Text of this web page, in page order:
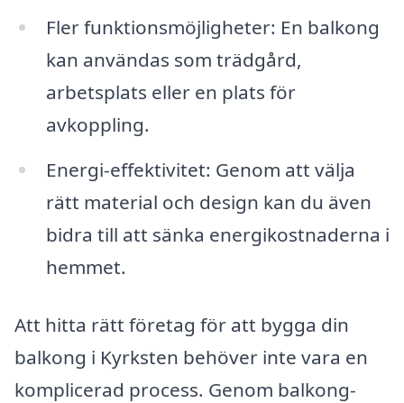
Fler funktionsmöjligheter: En balkong
kan användas som trädgård,
arbetsplats eller en plats för
avkoppling.
Energi-effektivitet: Genom att välja
rätt material och design kan du även
bidra till att sänka energikostnaderna i
hemmet.
Att hitta rätt företag för att bygga din
balkong i Kyrksten behöver inte vara en
komplicerad process. Genom balkong-